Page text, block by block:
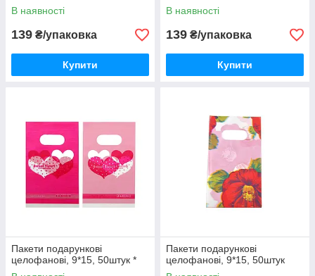
В наявності
139 ₴/упаковка
Купити
В наявності
139 ₴/упаковка
Купити
Пакети подарункові
целофанові, 9*15, 50штук *
Пакети подарункові
целофанові, 9*15, 50штук